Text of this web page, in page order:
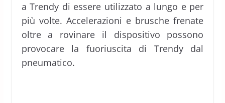
a Trendy di essere utilizzato a lungo e per
più volte. Accelerazioni e brusche frenate
oltre a rovinare il dispositivo possono
provocare la fuoriuscita di Trendy dal
pneumatico.